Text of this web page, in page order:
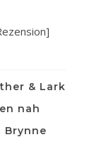
& Lark
nah
Brynne